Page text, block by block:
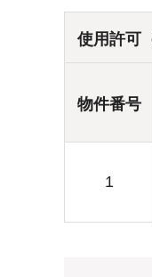
使用許可
物件番号
1